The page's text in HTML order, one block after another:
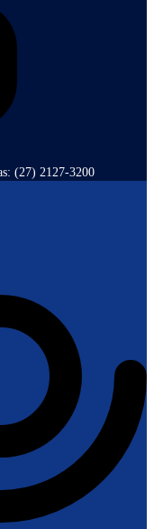
(27) 2127-3200